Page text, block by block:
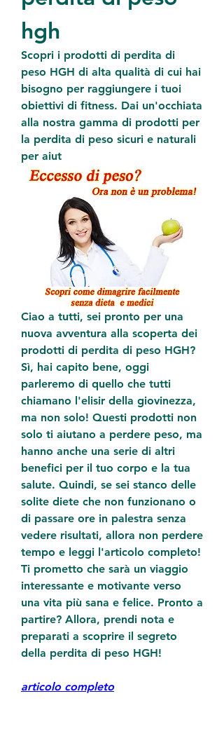
hgh
Scopri i prodotti di perdita di
peso HGH di alta qualità di cui hai
bisogno per raggiungere i tuoi
obiettivi di fitness. Dai un'occhiata
alla nostra gamma di prodotti per
la perdita di peso sicuri e naturali
per aiut
Ciao a tutti, sei pronto per una
nuova avventura alla scoperta dei
prodotti di perdita di peso HGH?
Sì, hai capito bene, oggi
parleremo di quello che tutti
chiamano l'elisir della giovinezza,
ma non solo! Questi prodotti non
solo ti aiutano a perdere peso, ma
hanno anche una serie di altri
benefici per il tuo corpo e la tua
salute. Quindi, se sei stanco delle
solite diete che non funzionano o
di passare ore in palestra senza
vedere risultati, allora non perdere
tempo e leggi l'articolo completo!
Ti prometto che sarà un viaggio
interessante e motivante verso
una vita più sana e felice. Pronto a
partire? Allora, prendi nota e
preparati a scoprire il segreto
della perdita di peso HGH!
articolo completo